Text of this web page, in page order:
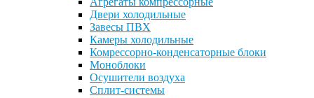
Двери холодильные
Завесы ПВХ
Камеры холодильные
Комрессорно-конденсаторные блоки
Моноблоки
Осушители воздуха
Сплит-системы